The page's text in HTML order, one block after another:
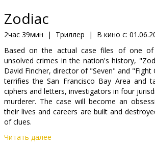
Клуб
Zodiac
2час 39мин | Триллер | В кино с:
Based on the actual case files of one
unsolved crimes in the nation's history,
David Fincher, director of "Seven" and "Fight
terrifies the San Francisco Bay Area and
ciphers and letters, investigators in four
murderer. The case will become an
their lives and careers are built and
of clues.
Cast: Jake Gyllenhaal, Mark Ruffalo, Robert
Читать далее